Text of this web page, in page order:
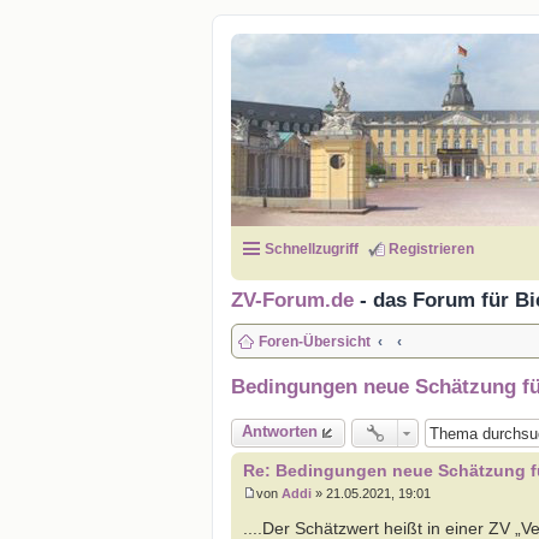
Schnellzugriff Registrieren
ZV-Forum.de - das Forum für
Foren-Übersicht
Bedingungen neue Schätzung
Antworten
Re: Bedingungen neue Schätzung
von Addi » 21.05.2021, 19:01
....Der Schätzwert heißt in einer ZV